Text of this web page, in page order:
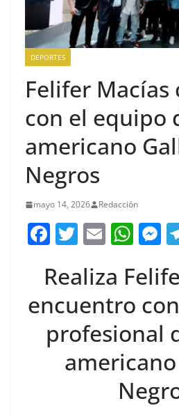
DEPORTES
Felifer Macías
con el equipo
americano
Negros
mayo 14, 2026 Redacción
F
c
e
b
o
T
itt
er
E
ai
l
W
at
s
A
p
p
ss
e
n
g
er
Realiza
encuentro
profesional